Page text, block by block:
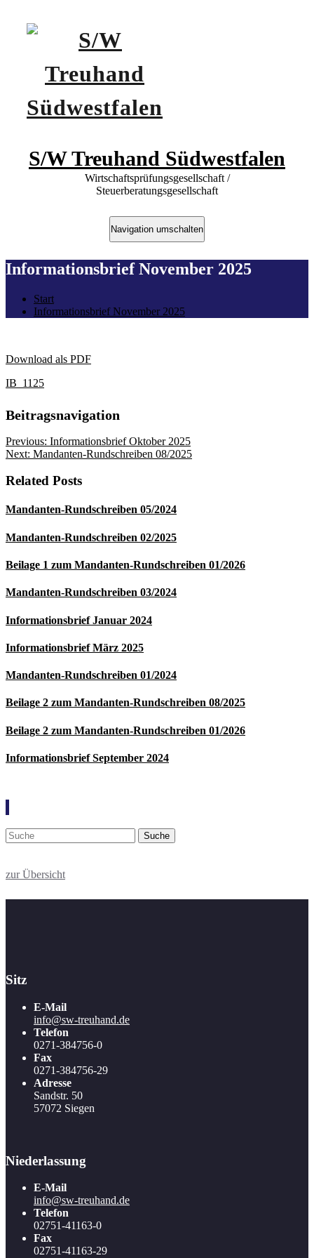
S/W Treuhand Südwestfalen
Wirtschaftsprüfungsgesellschaft /
Steuerberatungsgesellschaft
Navigation umschalten
Informationsbrief November 2025
Start
Informationsbrief November 2025
Download als PDF
IB_1125
Beitragsnavigation
Previous: Informationsbrief Oktober 2025
Next: Mandanten-Rundschreiben 08/2025
Related Posts
Mandanten-Rundschreiben 05/2024
Mandanten-Rundschreiben 02/2025
Beilage 1 zum Mandanten-Rundschreiben 01/2026
Mandanten-Rundschreiben 03/2024
Informationsbrief Januar 2024
Informationsbrief März 2025
Mandanten-Rundschreiben 01/2024
Beilage 2 zum Mandanten-Rundschreiben 08/2025
Beilage 2 zum Mandanten-Rundschreiben 01/2026
Informationsbrief September 2024
zur Übersicht
Sitz
E-Mail
info@sw-treuhand.de
Telefon
0271-384756-0
Fax
0271-384756-29
Adresse
Sandstr. 50
57072 Siegen
Niederlassung
E-Mail
info@sw-treuhand.de
Telefon
02751-41163-0
Fax
02751-41163-29